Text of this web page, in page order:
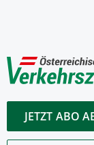
JETZT ABO